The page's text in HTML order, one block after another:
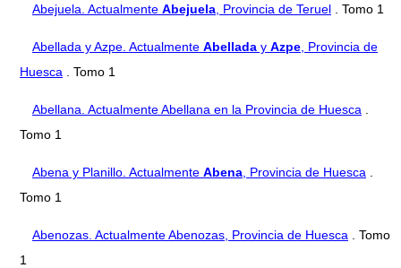
Abejuela. Actualmente Abejuela , Provincia de Teruel . Tomo 1
Abellada y Azpe. Actualmente Abellada y Azpe , Provincia de
Huesca . Tomo 1
Abellana. Actualmente Abellana en la Provincia de Huesca
Tomo 1
Abena y Planillo. Actualmente Abena , Provincia de Huesca
Tomo 1
Abenozas. Actualmente Abenozas, Provincia de Huesca . Tomo
1